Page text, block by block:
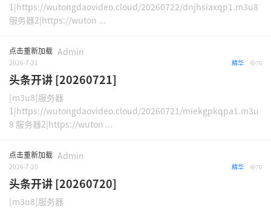
1|https://wutongdaovideo.cloud/20260722/dnjhsiaxqp1.m3u8
服务器2|https://wuton ...
点击重新加载 Admin
2026-7-21 76
精华
头条开讲 [20260721]
[m3u8]服务器
1|https://wutongdaovideo.cloud/20260721/miekgpkqpa1.m3u
8 服务器2|https://wuton ...
点击重新加载 Admin
2026-7-20 70
精华
头条开讲 [20260720]
[m3u8]服务器